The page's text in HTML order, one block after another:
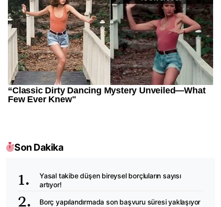
Son Dakika
Yasal takibe düşen bireysel borçluların sayısı
artıyor!
Borç yapılandırmada son başvuru süresi yaklaşıyor